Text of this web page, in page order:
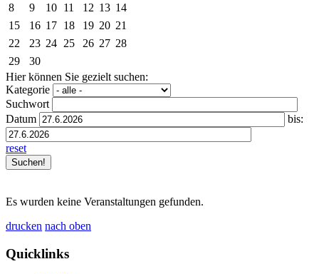
8
9 10 11 12 13 14
15
16 17 18 19 20 21
22
23 24 25 26 27 28
29
30
Hier können Sie gezielt suchen:
Kategorie
Suchwort
Datum
bis:
reset
Es wurden keine Veranstaltungen gefunden.
drucken nach oben
Quicklinks